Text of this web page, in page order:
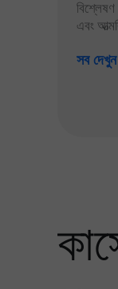
বিশ্লেষণ
এবং
সব দেখুন